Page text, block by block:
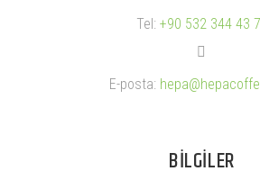
Tel: +90 532 344 43


E-posta:
BILGILER